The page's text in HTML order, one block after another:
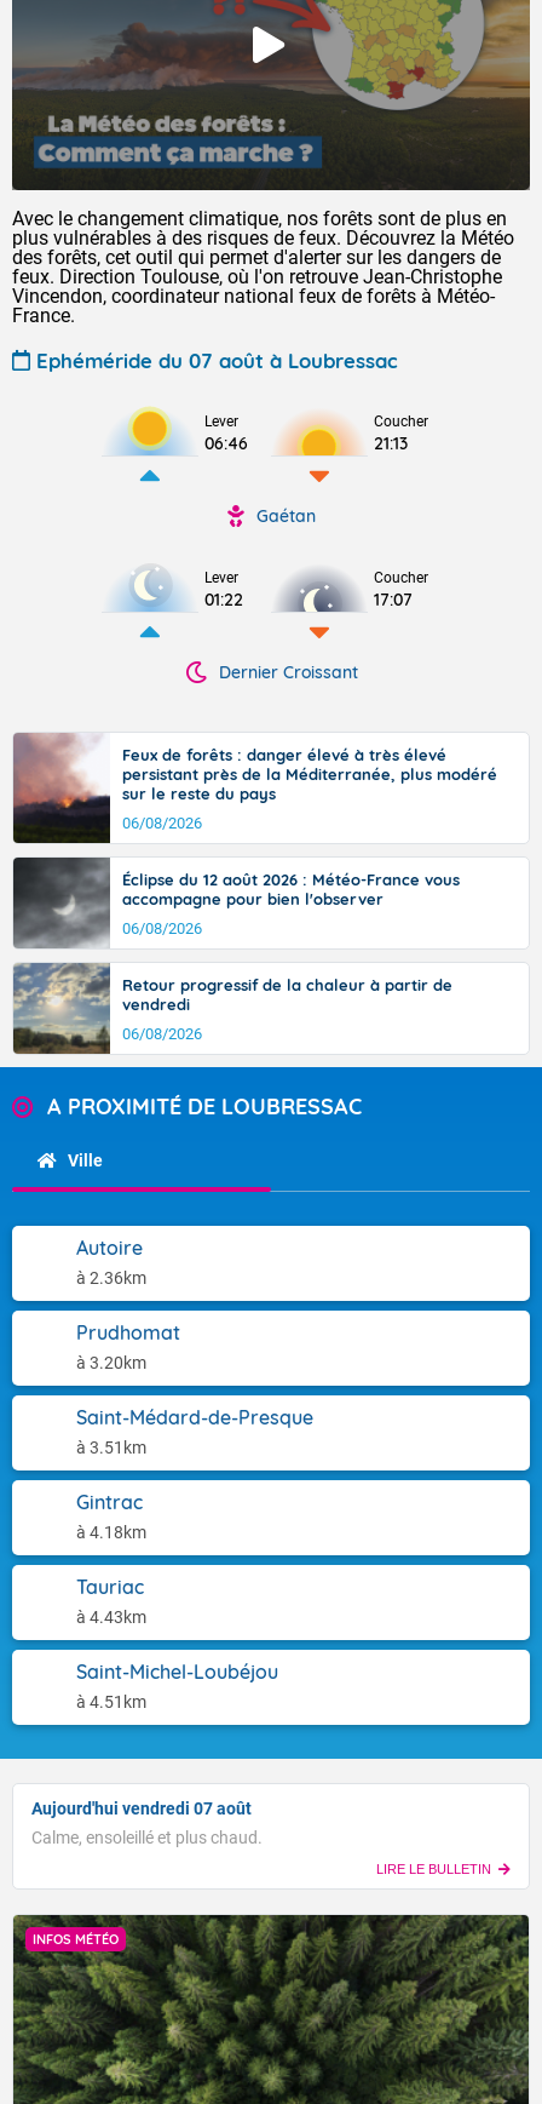
Avec le changement climatique, nos forêts sont de plus en
plus vulnérables à des risques de feux. Découvrez la Météo
des forêts, cet outil qui permet d'alerter sur les dangers de
feux. Direction Toulouse, où l'on retrouve Jean-Christophe
Vincendon, coordinateur national feux de forêts à Météo-
France.
Ephéméride du 07 août à Loubressac
Lever
06:46
Coucher
21:13
Gaétan
Lever
01:22
Coucher
17:07
Dernier Croissant
Feux de forêts : danger élevé à très élevé
persistant près de la Méditerranée, plus modéré
sur le reste du pays
06/08/2026
Éclipse du 12 août 2026 : Météo-France vous
accompagne pour bien l'observer
06/08/2026
Retour progressif de la chaleur à partir de
vendredi
06/08/2026
A PROXIMITÉ DE LOUBRESSAC
Ville
Autoire
à 2.36km
Prudhomat
à 3.20km
Saint-Médard-de-Presque
à 3.51km
Gintrac
à 4.18km
Tauriac
à 4.43km
Saint-Michel-Loubéjou
à 4.51km
Aujourd'hui vendredi 07 août
Calme, ensoleillé et plus chaud.
LIRE LE BULLETIN
INFOS MÉTÉO